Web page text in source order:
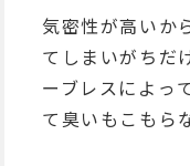
気密性が高いか
てしまいがちだ
ーブレスによっ
て臭いもこもら